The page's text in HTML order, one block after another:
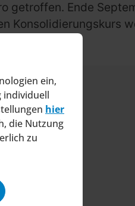
ein,
individuell
hier
die Nutzung
zu
getroffen. Ende
Konsolidierungskurs